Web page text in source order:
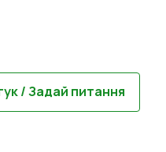
/ Задай питання